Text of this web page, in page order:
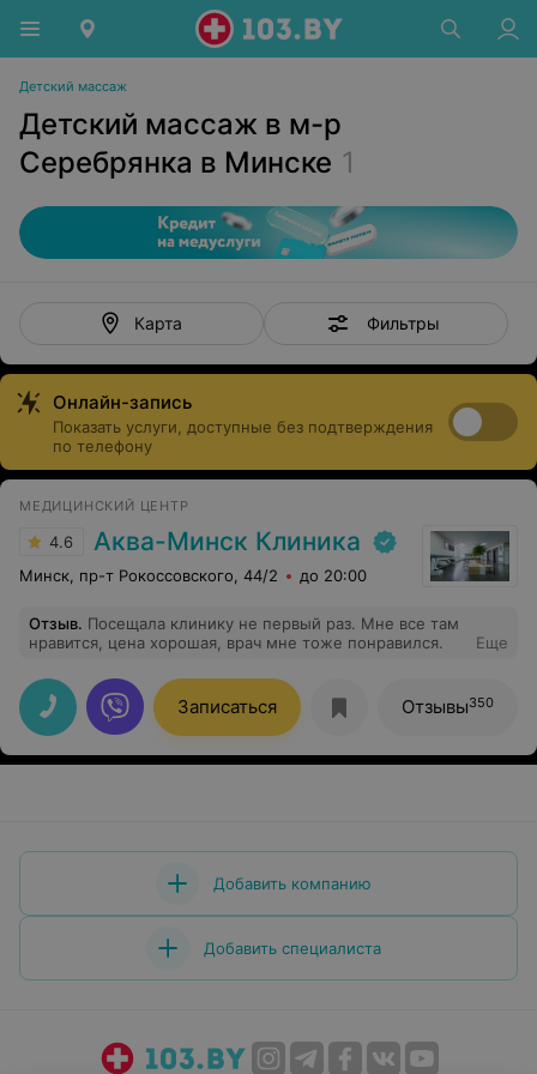
Детский массаж
Детский массаж в м-р
Серебрянка в Минске 1
Карта Фильтры
Онлайн-запись
Показать услуги, доступные без подтверждения
по телефону
МЕДИЦИНСКИЙ ЦЕНТР
4.6 Аква-Минск Клиника
Минск, пр-т Рокоссовского, 44/2 до 20:00
Отзыв. Посещала клинику не первый раз. Мне все там
нравится, цена хорошая, врач мне тоже понравился.
Еще
Записаться Отзывы350
Добавить компанию
Добавить специалиста